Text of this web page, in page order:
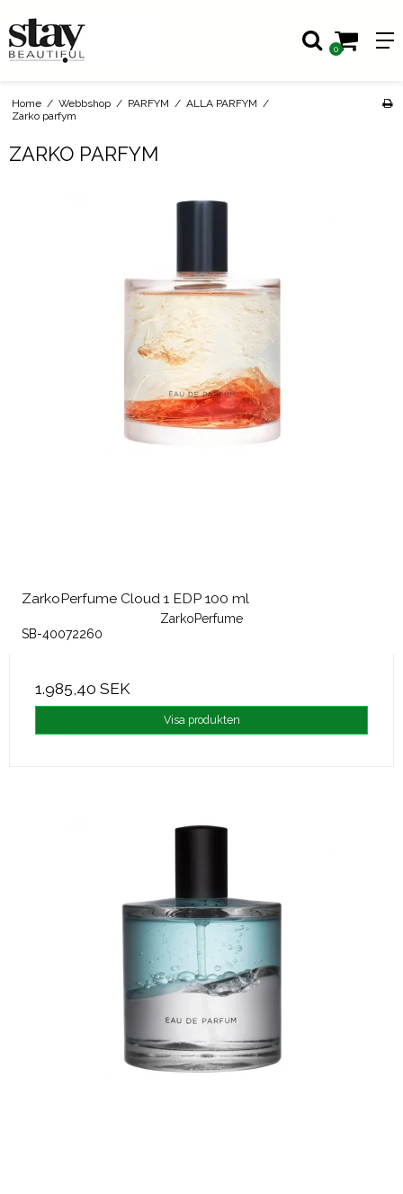
0
Home / Webbshop / PARFYM / ALLA PARFYM /
Zarko parfym
ZARKO PARFYM
ZarkoPerfume Cloud 1 EDP 100 ml
ZarkoPerfume
SB-40072260
1.985,40 SEK
Visa produkten